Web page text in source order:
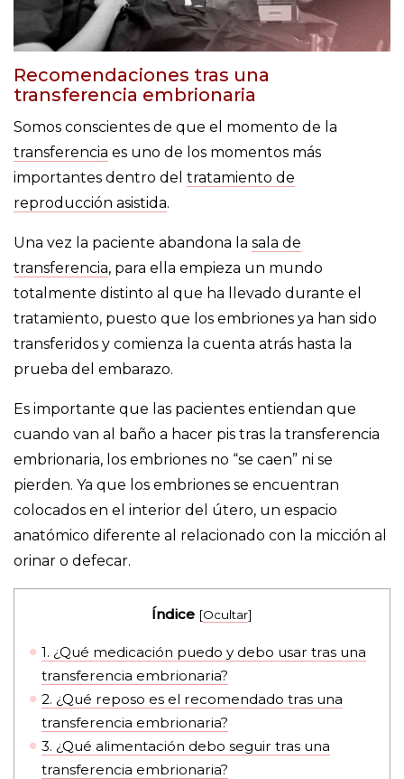
Recomendaciones tras una
transferencia embrionaria
Somos conscientes de que el momento de la
transferencia es uno de los momentos más
importantes dentro del tratamiento de
reproducción asistida.
Una vez la paciente abandona la sala de
transferencia, para ella empieza un mundo
totalmente distinto al que ha llevado durante el
tratamiento, puesto que los embriones ya han sido
transferidos y comienza la cuenta atrás hasta la
prueba del embarazo.
Es importante que las pacientes entiendan que
cuando van al baño a hacer pis tras la transferencia
embrionaria, los embriones no “se caen” ni se
pierden. Ya que los embriones se encuentran
colocados en el interior del útero, un espacio
anatómico diferente al relacionado con la micción al
orinar o defecar.
Índice [Ocultar]
1. ¿Qué medicación puedo y debo usar tras una
transferencia embrionaria?
2. ¿Qué reposo es el recomendado tras una
transferencia embrionaria?
3. ¿Qué alimentación debo seguir tras una
transferencia embrionaria?